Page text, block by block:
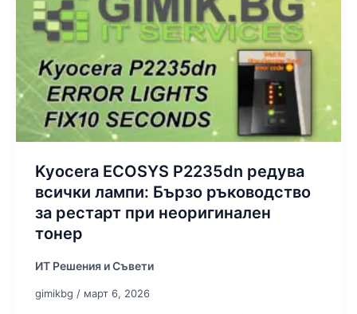
Kyocera ECOSYS P2235dn редува
всички лампи: Бързо ръководство
за рестарт при неоригинален
тонер
ИТ Решения и Съвети
gimikbg / март 6, 2026